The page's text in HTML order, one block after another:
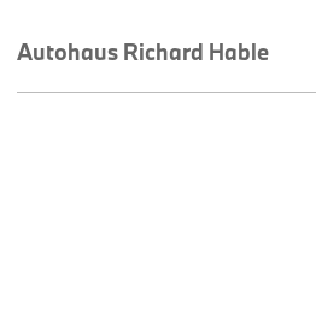
Autohaus Richard Hable